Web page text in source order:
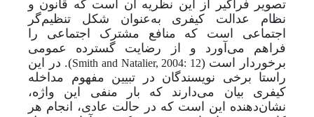
تصویر فراگیر از این نظریه آن است که قانون و
نظام عدالت کیفری بهعنوان شکل تنظیم‌گر
اجتماعی است که منافع مشترک اجتماعی را
فراهم می‌آورد و از رضایت گسترده عمومی
برخوردار است (Smith and Natalier, 2004: 12). در این
راستا برخی نویسندگان در تبیین مفهوم مداخله
کیفری بیان می‌دارند که بار منفی این واژه،
نشان‌دهنده این است که در حالت عادی، انجام هر